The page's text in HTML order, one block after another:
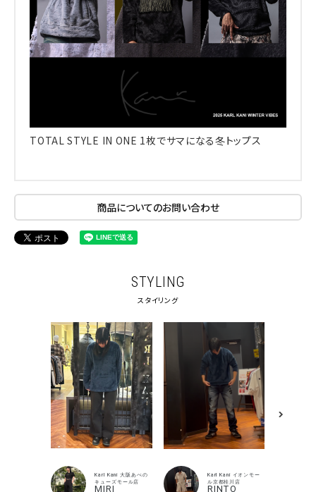
TOTAL STYLE IN ONE 1枚でサマになる冬トップス
商品についてのお問い合わせ
STYLING
スタイリング
Karl Kani 大阪あべの
キューズモール店
MIRI
Karl Kani イオンモー
ル京都桂川店
RINTO